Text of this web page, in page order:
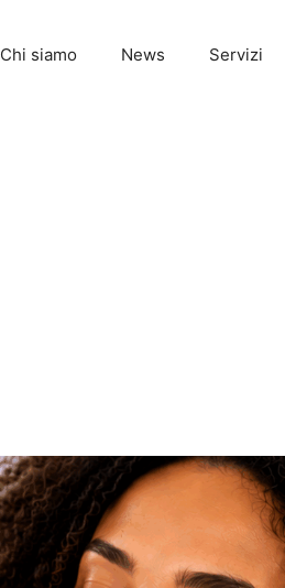
Chi siamo News Servizi